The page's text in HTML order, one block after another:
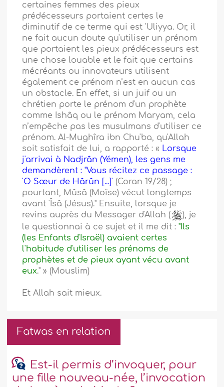
certaines femmes des pieux
prédécesseurs portaient certes le
diminutif de ce terme qui est 'Uliyya. Or, il
ne fait aucun doute qu'utiliser un prénom
que portaient les pieux prédécesseurs est
une chose louable et le fait que certains
mécréants ou innovateurs utilisent
également ce prénom n’est en aucun cas
un obstacle. En effet, si un juif ou un
chrétien porte le prénom d'un prophète
comme Ishâq ou le prénom Maryam, cela
n’empêche pas les musulmans d'utiliser ce
prénom. Al-Mughîra ibn Chu'ba, qu'Allah
soit satisfait de lui, a rapporté : « Lorsque
j'arrivai à Nadjrân (Yémen), les gens me
demandèrent : "Vous récitez ce passage :
'O Sœur de Hârûn [...]' (Coran 19/28) ;
pourtant, Mûsâ (Moïse) vécut longtemps
avant 'Îsâ (Jésus)." Ensuite, lorsque je
revins auprès du Messager d'Allah (
), je
le questionnai à ce sujet et il me dit :"Ils
(les Enfants d'Israël) avaient certes
l'habitude d'utiliser les prénoms de
prophètes et de pieux ayant vécu avant
eux." » (Mouslim)
Et Allah sait mieux.
Fatwas en relation
Est-il permis d’invoquer, pour
une fille nouveau-née, l’invocation